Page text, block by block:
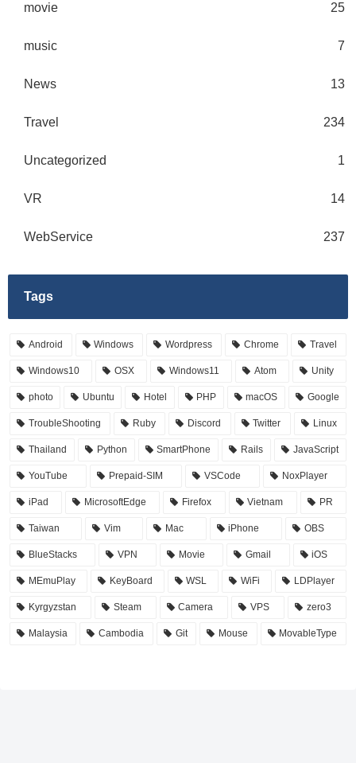
movie 25
music 7
News 13
Travel 234
Uncategorized 1
VR 14
WebService 237
Tags
Android Windows Wordpress Chrome Travel
Windows10 OSX Windows11 Atom Unity
photo Ubuntu Hotel PHP macOS Google
TroubleShooting Ruby Discord Twitter Linux
Thailand Python SmartPhone Rails JavaScript
YouTube Prepaid-SIM VSCode NoxPlayer
iPad MicrosoftEdge Firefox Vietnam PR
Taiwan Vim Mac iPhone OBS
BlueStacks VPN Movie Gmail iOS
MEmuPlay KeyBoard WSL WiFi LDPlayer
Kyrgyzstan Steam Camera VPS zero3
Malaysia Cambodia Git Mouse MovableType